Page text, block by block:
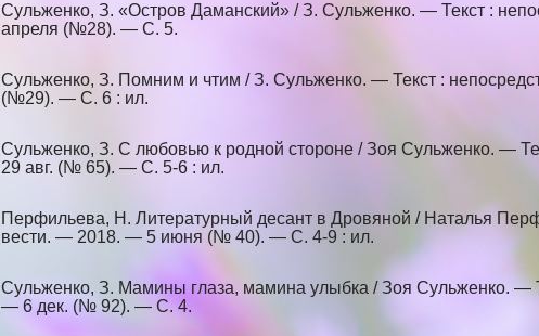
Сульженко, З. «Остров Даманский» / З. Сульженко. — Текст :
апреля (№28). — С. 5.
Сульженко, З. Помним и чтим / З. Сульженко. — Текст :
(№29). — С. 6 : ил.
Сульженко, З. С любовью к родной стороне / Зоя Сульженко. —
29 авг. (№ 65). — С. 5-6 : ил.
Перфильева, Н. Литературный десант в Дровяной / Наталья
вести. — 2018. — 5 июня (№ 40). — С. 4-9 : ил.
Сульженко, З. Мамины глаза, мамина улыбка / Зоя Сульженко. —
— 6 дек. (№ 92). — С. 4.